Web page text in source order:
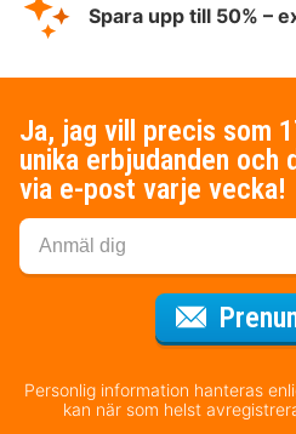
Spara upp till 50% –
Ja, jag vill precis som
unika erbjudanden och
via e-post varje vecka!
Personlig information hanteras
kan när som helst